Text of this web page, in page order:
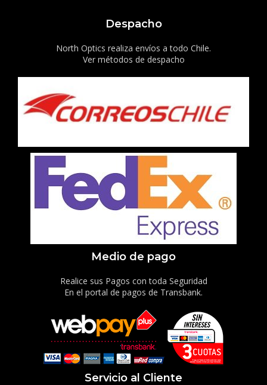
Despacho
North Optics realiza envíos a todo Chile.
Ver métodos de despacho
Medio de pago
Realice sus Pagos con toda Seguridad
En el portal de pagos de Transbank.
Servicio al Cliente